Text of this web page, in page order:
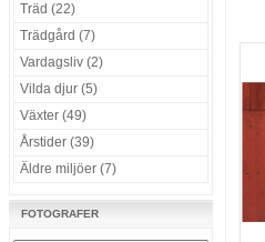
Träd (22)
Trädgård (7)
Vardagsliv (2)
Vilda djur (5)
Växter (49)
Årstider (39)
Äldre miljöer (7)
FOTOGRAFER